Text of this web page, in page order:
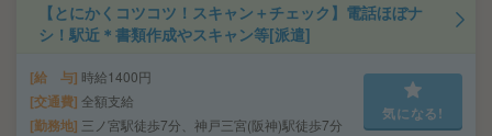
【とにかくコツコツ！スキャン＋チェック】電話ほぼナ
シ！駅近＊書類作成やスキャン等[派遣]
給 与 時給1400円
交通費 全額支給
勤務地 三ノ宮駅徒歩7分、神戸三宮(阪神)駅徒歩7分
気になる!